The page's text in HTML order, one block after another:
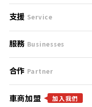
刊登規範
服務條款
免責聲明
隱私權政策
支援 Service
支援中心
聯絡我們
服務 Businesses
什麼是Goo鑑定？
找好車
合作 Partner
合作夥伴
車商加盟 加入我們